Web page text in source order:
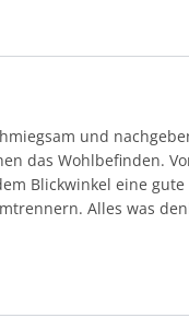
und
das Wohlbefinden.
Blickwinkel eine
Alles was